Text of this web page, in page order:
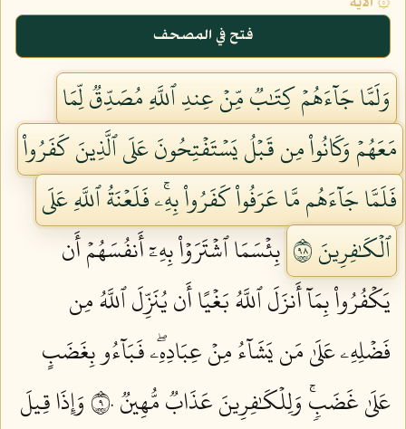
فتح في المصحف
وَلَمَّا جَآءَهُمۡ كِتَٰبٞ مِّنۡ عِندِ ٱللَّهِ مُصَدِّقٞ لِّمَا
مَعَهُمۡ وَكَانُواْ مِن قَبۡلُ يَسۡتَفۡتِحُونَ عَلَى ٱلَّذِينَ كَفَرُواْ
فَلَمَّا جَآءَهُم مَّا عَرَفُواْ كَفَرُواْ بِهِۦۚ فَلَعۡنَةُ ٱللَّهِ عَلَى
ٱلۡكَٰفِرِينَ ٨٩
بِئۡسَمَا ٱشۡتَرَوۡاْ بِهِۦٓ أَنفُسَهُمۡ أَن
يَكۡفُرُواْ بِمَآ أَنزَلَ ٱللَّهُ بَغۡيًا أَن يُنَزِّلَ ٱللَّهُ مِن
فَضۡلِهِۦ عَلَىٰ مَن يَشَآءُ مِنۡ عِبَادِهِۦۖ فَبَآءُو بِغَضَبٍ
عَلَىٰ غَضَبٖۚ وَلِلۡكَٰفِرِينَ عَذَابٞ مُّهِينٞ ٩٠
وَإِذَا قِيلَ